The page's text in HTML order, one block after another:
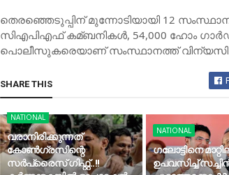
തെരഞ്ഞെടുപ്പിന് മുന്നോടിയായി 12
സിഎപിഎഫ് കമ്ബനികള്‍, 54,000 ഹോം
പൊലീസുകരെയാണ് സംസ്ഥാനത്ത്
SHARE THIS
NATIONAL
വരാനിരിക്കുന്നത്
കോണ്‍ഗ്രസിന്റെ
സര്‍പ്രൈസ് ഗിഫ്റ്റ്..!!
NATIONAL
ഗലോട്ടിനെ
ഉപവസിച്ച്